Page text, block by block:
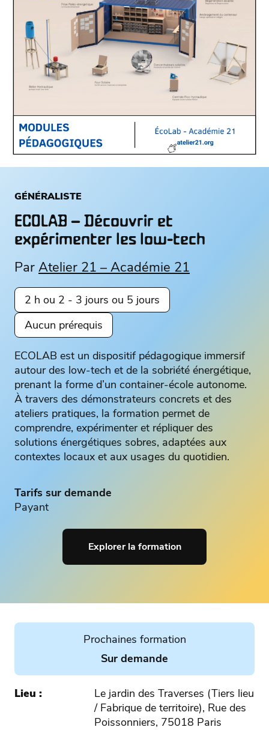
GÉNÉRALISTE
ECOLAB — Découvrir et
expérimenter les low-tech
Par Atelier 21 – Académie 21
2 h ou 2 - 3 jours ou 5 jours
Aucun prérequis
ECOLAB est un dispositif pédagogique immersif
autour des low-tech et de la sobriété énergétique,
prenant la forme d’un container-école autonome.
À travers des démonstrateurs concrets et des
ateliers pratiques, la formation permet de
comprendre, expérimenter et répliquer des
solutions énergétiques sobres, adaptées aux
contextes locaux et aux usages du quotidien.
Tarifs sur demande
Payant
Explorer la formation
Prochaines formation
Sur demande
Lieu
Le jardin des Traverses (Tiers lieu
/ Fabrique de territoire), Rue des
Poissonniers, 75018 Paris